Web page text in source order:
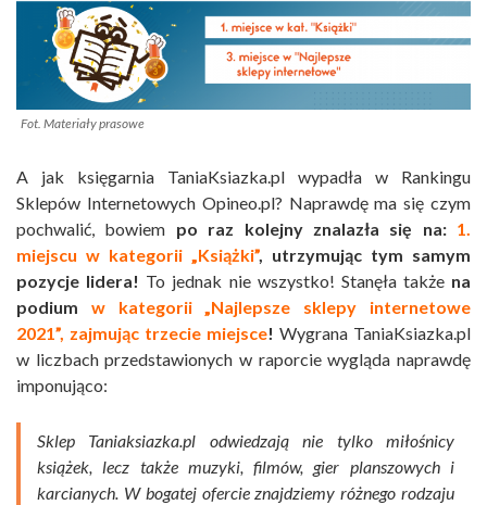
Fot. Materiały prasowe
A jak księgarnia TaniaKsiazka.pl wypadła w Rankingu
Sklepów Internetowych Opineo.pl? Naprawdę ma się czym
pochwalić, bowiem po raz kolejny znalazła się na: 1.
miejscu w kategorii „Książki”, utrzymując tym samym
pozycje lidera! To jednak nie wszystko! Stanęła także na
podium w kategorii „Najlepsze sklepy internetowe
2021”, zajmując trzecie miejsce! Wygrana TaniaKsiazka.pl
w liczbach przedstawionych w raporcie wygląda naprawdę
imponująco:
Sklep Taniaksiazka.pl odwiedzają nie tylko miłośnicy
książek, lecz także muzyki, filmów, gier planszowych i
karcianych. W bogatej ofercie znajdziemy różnego rodzaju